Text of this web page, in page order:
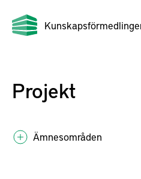
Projekt
Ämnesområden